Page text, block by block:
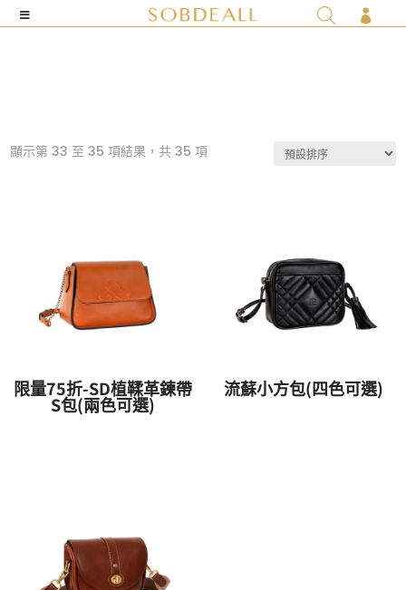

顯示第 33 至 35 項結果，共 35 項
限量75折-SD植鞣革鍊帶
S包(兩色可選)
流蘇小方包(四色可選)